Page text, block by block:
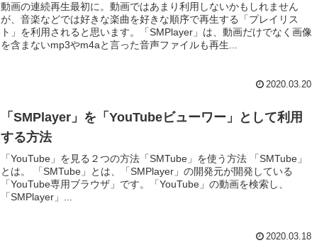
動画の連続再生最初に。動画ではあまり利用しないかもしれません
が、音楽などでは好きな楽曲を好きな順序で再生する「プレイリス
ト」を利用されると思います。「SMPlayer」は、動画だけでなく画像
を含まないmp3やm4aと言った音声ファイルも再生...
2020.03.20
「SMPlayer」を「YouTubeビューワー」として利用
する方法
「YouTube」を見る２つの方法「SMTube」を使う方法 「SMTube」
とは。 「SMTube」とは、「SMPlayer」の開発元が開発している
「YouTube専用ブラウザ」です。「YouTube」の動画を検索し、
「SMPlayer」...
2020.03.18